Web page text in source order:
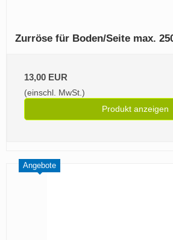
Zurröse für Boden/Seite max.
13,00 EUR
(einschl. MwSt.)
Produkt anzeigen
Angebote